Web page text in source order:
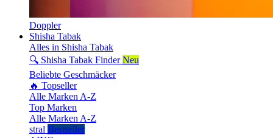
Doppler
Shisha Tabak
Alles in Shisha Tabak
🔍 Shisha Tabak Finder Neu
Beliebte Geschmäcker
🔥 Topseller
Alle Marken A-Z
Top Marken
Alle Marken A-Z
stral Bestseller